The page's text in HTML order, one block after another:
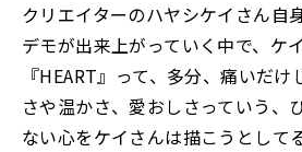
クリエイターのハヤシケイさん自
デモが出来上がっていく中で、ケ
『HEART』って、多分、痛いだ
さや温かさ、愛おしさっていう、
ない心をケイさんは描こうとして